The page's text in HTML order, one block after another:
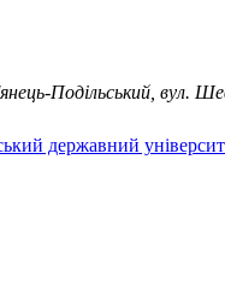
Подільський, вул.